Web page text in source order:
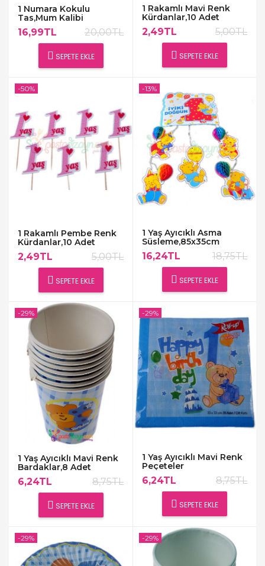
1 Numara Kokulu
Tas,Mum Kalibi
16,99TL 20,00TL
SEPETE EKLE
1 Rakamlı Mavi Renk
Kürdanlar,10 Adet
2,49TL 5,00TL
SEPETE EKLE
1 Rakamlı Pembe Renk
Kürdanlar,10 Adet
2,49TL 5,00TL
SEPETE EKLE
-50%
1 Yaş Ayıcıklı Asma
Süsleme,85x35cm
16,24TL 18,75TL
SEPETE EKLE
-13%
1 Yaş Ayıcıklı Mavi Renk
Bardaklar,8 Adet
6,24TL 8,75TL
SEPETE EKLE
-29%
1 Yaş Ayıcıklı Mavi Renk
Peçeteler
6,24TL 8,75TL
SEPETE EKLE
-29%
-29% -29%